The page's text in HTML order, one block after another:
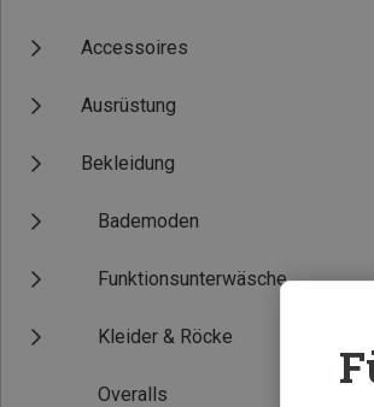
Accessoires
Ausrüstung
Bekleidung
Bademoden
Funktionsunterwäsche
Kleider & Röcke
Overalls